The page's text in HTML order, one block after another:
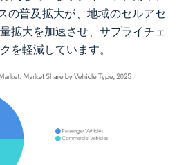
の普及拡大が、地域のセルアセ
拡大を加速させ、サプライチェ
を軽減しています。